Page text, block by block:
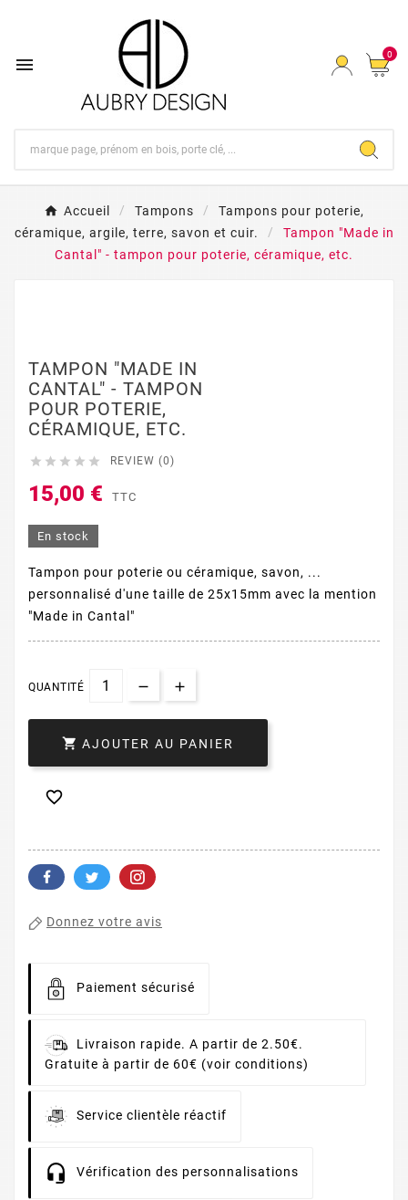
 0
Accueil Tampons
Tampons pour poterie,
céramique, argile, terre, savon et cuir.
Tampon "Made in
Cantal" - tampon pour poterie, céramique, etc.
TAMPON "MADE IN
CANTAL" - TAMPON
POUR POTERIE,
CÉRAMIQUE, ETC.
     REVIEW (0)
15,00 € TTC
En stock
Tampon pour poterie ou céramique, savon, ...
personnalisé d'une taille de 25x15mm avec la mention
"Made in Cantal"
QUANTITÉ
 AJOUTER AU PANIER

Donnez votre avis
Paiement sécurisé
Livraison rapide. A partir de 2.50€.
Gratuite à partir de 60€ (voir conditions)
Service clientèle réactif
Vérification des personnalisations